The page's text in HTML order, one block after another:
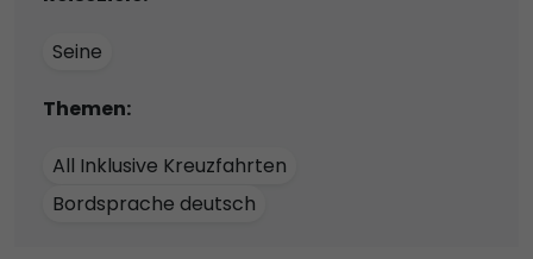
Seine
Themen:
All Inklusive Kreuzfahrten
Bordsprache deutsch